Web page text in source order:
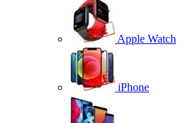
Apple Watch
iPhone